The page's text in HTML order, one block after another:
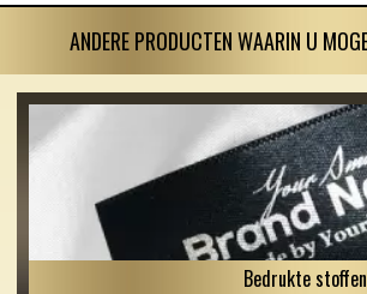
ANDERE PRODUCTEN WAARIN U
Bedrukte